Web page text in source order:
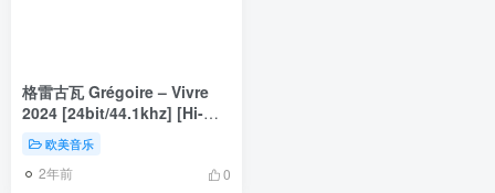
格雷古瓦 Grégoire – Vivre
2024 [24bit/44.1khz] [Hi-
Res Flac 374MB]
欧美音乐
2年前 0